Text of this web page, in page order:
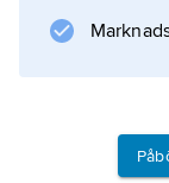
George
generalen